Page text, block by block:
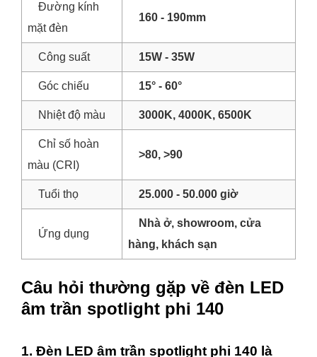
Đường kính
mặt đèn
160 - 190mm
Công suất 15W - 35W
Góc chiếu 15° - 60°
Nhiệt độ màu 3000K, 4000K, 6500K
Chỉ số hoàn
màu (CRI)
>80, >90
Tuổi thọ 25.000 - 50.000 giờ
Ứng dụng
Nhà ở, showroom, cửa
hàng, khách sạn
Câu hỏi thường gặp về đèn LED
âm trần spotlight phi 140
1. Đèn LED âm trần spotlight phi 140 là